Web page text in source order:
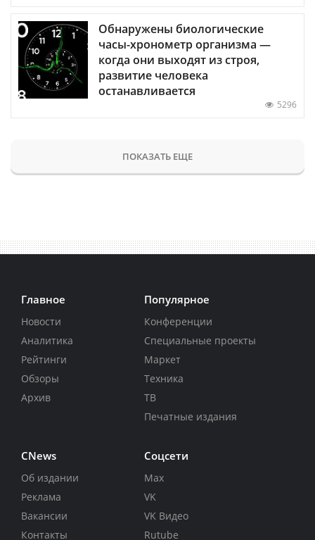
Обнаружены биологические
часы-хронометр организма —
когда они выходят из строя,
развитие человека
останавливается
5296
ПОКАЗАТЬ ЕЩЕ
Главное
Новости
Аналитика
Рейтинги
Обзоры
Архив
Популярное
Конференции
Специальные проекты
Маркет
Техника
ТВ
Печатные издания
CNews
Об издании
Реклама
Вакансии
Контакты
Соцсети
Max
VK
VK Видео
Rutube